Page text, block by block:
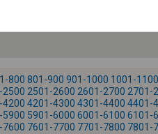
800 801-900 901-1000 1001-1100
2500 2501-2600 2601-2700 2701-
4200 4201-4300 4301-4400 4401-
5900 5901-6000 6001-6100 6101-
7600 7601-7700 7701-7800 7801-